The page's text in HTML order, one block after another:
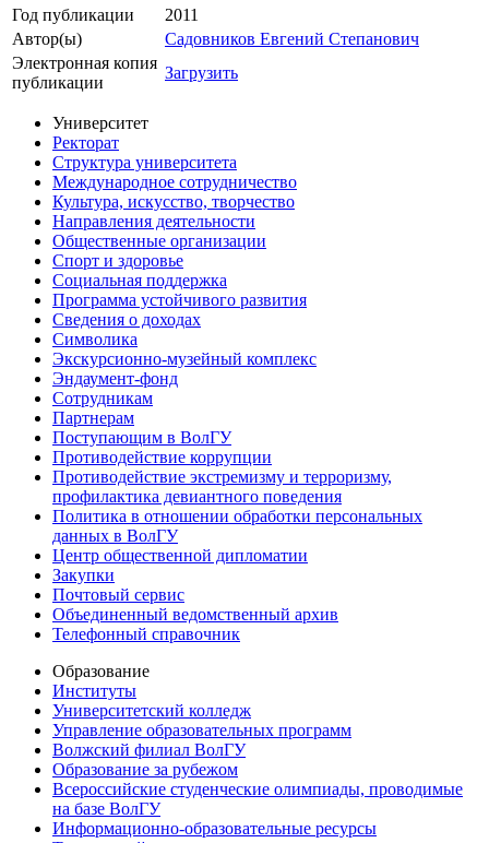
Год публикации
2011
Автор(ы)
Садовников Евгений Степанович
Электронная копия
публикации
Загрузить
Университет
Ректорат
Структура университета
Международное сотрудничество
Культура, искусство, творчество
Направления деятельности
Общественные организации
Спорт и здоровье
Социальная поддержка
Программа устойчивого развития
Сведения о доходах
Символика
Экскурсионно-музейный комплекс
Эндаумент-фонд
Сотрудникам
Партнерам
Поступающим в ВолГУ
Противодействие коррупции
Противодействие экстремизму и терроризму,
профилактика девиантного поведения
Политика в отношении обработки персональных
данных в ВолГУ
Центр общественной дипломатии
Закупки
Почтовый сервис
Объединенный ведомственный архив
Телефонный справочник
Образование
Институты
Университетский колледж
Управление образовательных программ
Волжский филиал ВолГУ
Образование за рубежом
Всероссийские студенческие олимпиады, проводимые
на базе ВолГУ
Информационно-образовательные ресурсы